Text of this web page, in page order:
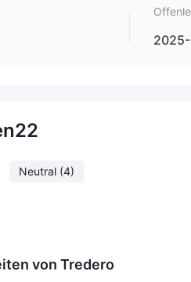
22
Neutral (4)
von Tredero